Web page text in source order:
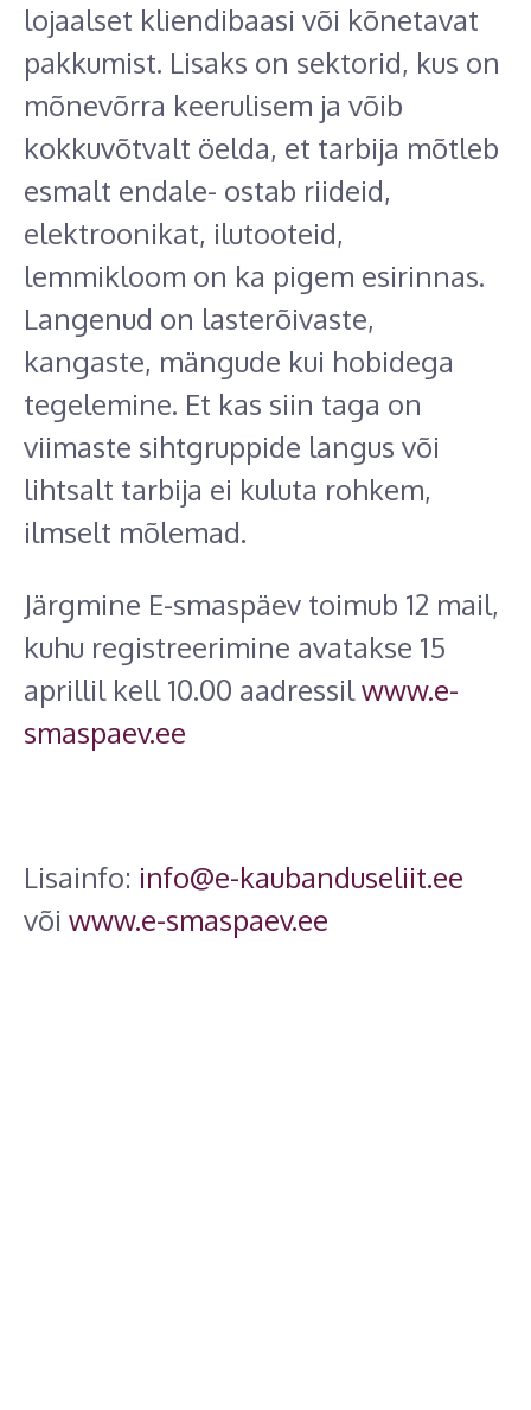
lojaalset kliendibaasi või kõnetavat
pakkumist. Lisaks on sektorid, kus on
mõnevõrra keerulisem ja võib
kokkuvõtvalt öelda, et tarbija mõtleb
esmalt endale- ostab riideid,
elektroonikat, ilutooteid,
lemmikloom on ka pigem esirinnas.
Langenud on lasterõivaste,
kangaste, mängude kui hobidega
tegelemine. Et kas siin taga on
viimaste sihtgruppide langus või
lihtsalt tarbija ei kuluta rohkem,
ilmselt mõlemad.
Järgmine E-smaspäev toimub 12 mail,
kuhu registreerimine avatakse 15
aprillil kell 10.00 aadressilwww.e-
smaspaev.ee
Lisainfo: info@e-kaubanduseliit.ee
või www.e-smaspaev.ee